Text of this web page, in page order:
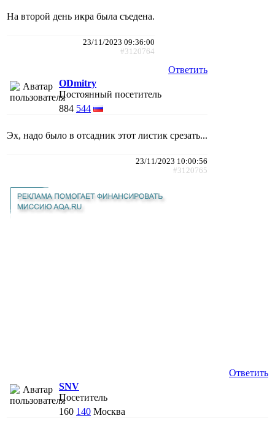
На второй день икра была съедена.
23/11/2023 09:36:00
#3120764
Ответить
ODmitry
Постоянный посетитель
884 544
Эх, надо было в отсадник этот листик срезать...
23/11/2023 10:00:56
#3120765
Ответить
SNV
Посетитель
160 140 Москва